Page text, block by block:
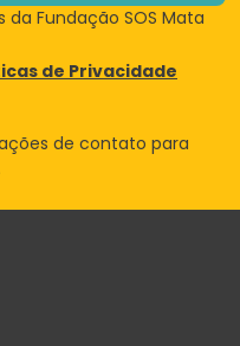
Fundação SOS Mata
de Privacidade
de contato para